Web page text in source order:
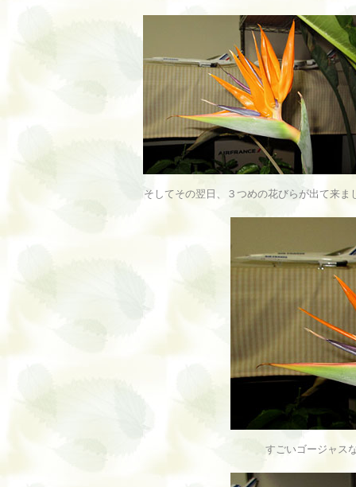
そしてその翌日、３つめの花びらが出て来ま
すごいゴージャス